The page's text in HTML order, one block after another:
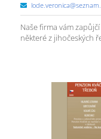
Naše firma vám
některé z jihočeských